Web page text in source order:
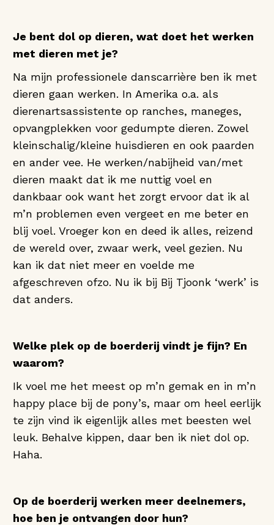
Je bent dol op dieren, wat doet het werken
met dieren met je?
Na mijn professionele danscarrière ben ik met
dieren gaan werken. In Amerika o.a. als
dierenartsassistente op ranches, maneges,
opvangplekken voor gedumpte dieren. Zowel
kleinschalig/kleine huisdieren en ook paarden
en ander vee. He werken/nabijheid van/met
dieren maakt dat ik me nuttig voel en
dankbaar ook want het zorgt ervoor dat ik al
m’n problemen even vergeet en me beter en
blij voel. Vroeger kon en deed ik alles, reizend
de wereld over, zwaar werk, veel gezien. Nu
kan ik dat niet meer en voelde me
afgeschreven ofzo. Nu ik bij Bij Tjoonk ‘werk’ is
dat anders.
Welke plek op de boerderij vindt je fijn? En
waarom?
Ik voel me het meest op m’n gemak en in m’n
happy place bij de pony’s, maar om heel eerlijk
te zijn vind ik eigenlijk alles met beesten wel
leuk. Behalve kippen, daar ben ik niet dol op.
Haha.
Op de boerderij werken meer deelnemers,
hoe ben je ontvangen door hun?